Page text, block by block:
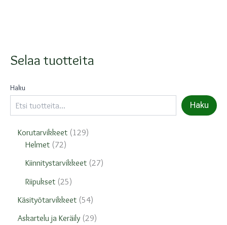
Selaa tuotteita
Haku
Haku
Korutarvikkeet 1291
t
e
Helmet 727
t
u
t
e
Kiinnitystarvikkeet 272
Riipukset 252
t
u
Käsityötarvikkeet 545
Askartelu ja Keräily 292